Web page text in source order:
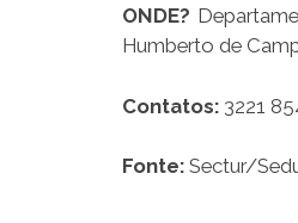
ONDE?
Humberto de
Contatos: 3221
Fonte: Sectur/